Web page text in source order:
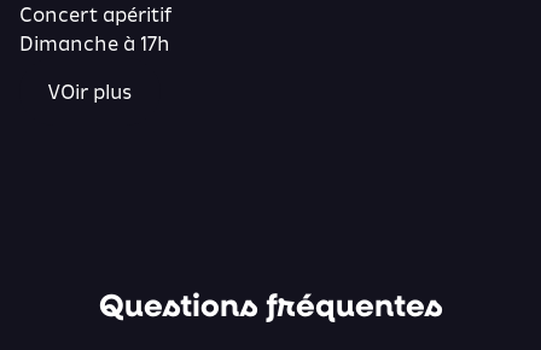
Concert apéritif
Dimanche à 17h
VOir plus
Questions fréquentes